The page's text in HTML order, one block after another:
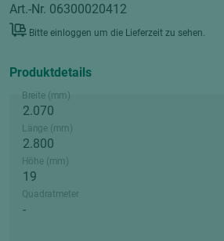
Art.-Nr. 06300020412
Bitte einloggen um die Lieferzeit zu sehen.
Produktdetails
Breite (mm)
Länge (mm)
Höhe (mm)
Quadratmeter